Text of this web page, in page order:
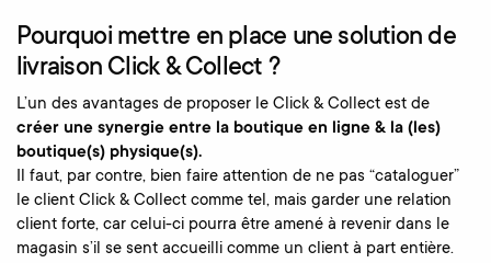
Pourquoi mettre en place une solution de
livraison Click & Collect ?
L’un des avantages de proposer le Click & Collect est de
créer une synergie entre la boutique en ligne & la (les)
boutique(s) physique(s).
Il faut, par contre, bien faire attention de ne pas “cataloguer”
le client Click & Collect comme tel, mais garder une relation
client forte, car celui-ci pourra être amené à revenir dans le
magasin s’il se sent accueilli comme un client à part entière.